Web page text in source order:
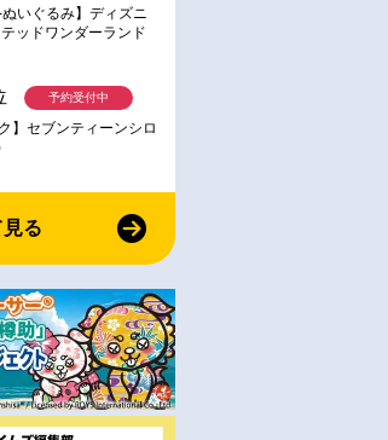
ぬいぐるみ】ディズニ
ッドワンダーランド
いぐるみ(クラブ・ウ
】セブンティーンシロ
予約受付中
る